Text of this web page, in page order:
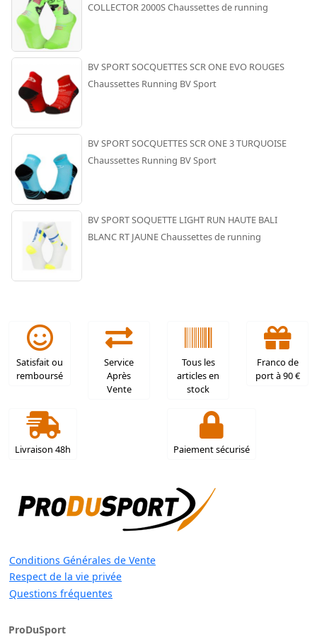
COLLECTOR 2000S Chaussettes de running
BV SPORT SOCQUETTES SCR ONE EVO ROUGES
Chaussettes Running BV Sport
BV SPORT SOCQUETTES SCR ONE 3 TURQUOISE
Chaussettes Running BV Sport
BV SPORT SOQUETTE LIGHT RUN HAUTE BALI
BLANC RT JAUNE Chaussettes de running
Satisfait ou
remboursé
Service
Après
Vente
Tous les
articles en
stock
Franco de
port à 90 €
Livraison 48h Paiement sécurisé
Conditions Générales de Vente
Respect de la vie privée
Questions fréquentes
ProDuSport